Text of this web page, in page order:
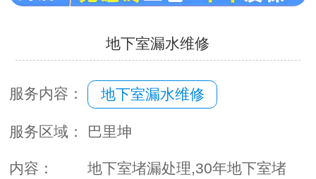
地下室漏水维修
服务内容： 地下室漏水维修
服务区域： 巴里坤
内容：
地下室堵漏处理,30年地下室堵